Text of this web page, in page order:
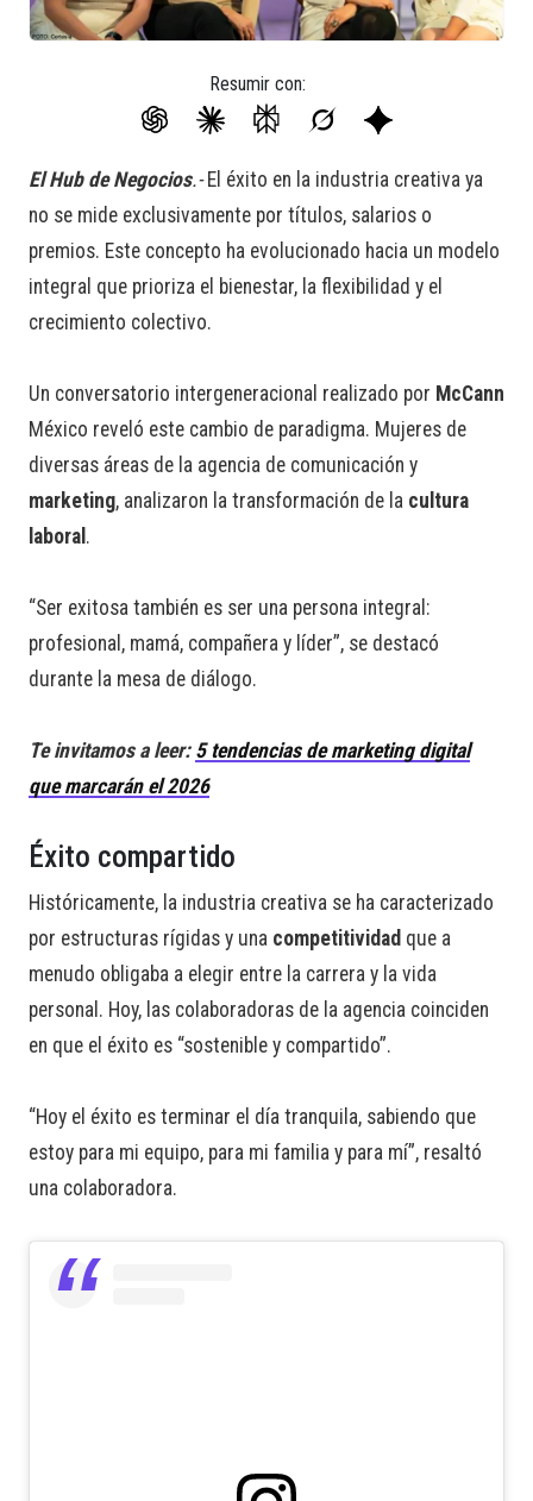
Resumir con:
El Hub de Negocios.- El éxito en la industria creativa ya
no se mide exclusivamente por títulos, salarios o
premios. Este concepto ha evolucionado hacia un modelo
integral que prioriza el bienestar, la flexibilidad y el
crecimiento colectivo.
Un conversatorio intergeneracional realizado por McCann
México reveló este cambio de paradigma. Mujeres de
diversas áreas de la agencia de comunicación y
marketing, analizaron la transformación de la cultura
laboral .
“Ser exitosa también es ser una persona integral:
profesional, mamá, compañera y líder”, se destacó
durante la mesa de diálogo.
Te invitamos a leer: 5 tendencias de marketing digital
que marcarán el 2026
Éxito compartido
Históricamente, la industria creativa se ha caracterizado
por estructuras rígidas y una competitividad que a
menudo obligaba a elegir entre la carrera y la vida
personal. Hoy, las colaboradoras de la agencia coinciden
en que el éxito es “sostenible y compartido”.
“Hoy el éxito es terminar el día tranquila, sabiendo que
estoy para mi equipo, para mi familia y para mí”, resaltó
una colaboradora.